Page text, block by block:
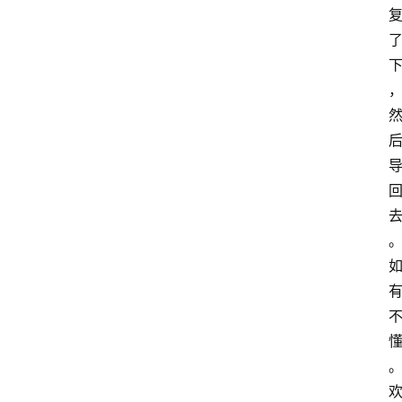
复
了
下
，
然
后
导
回
去
。
如
有
不
懂
。
欢